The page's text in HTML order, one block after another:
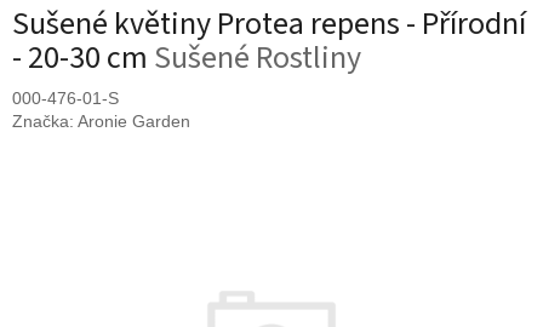
Sušené květiny Protea repens - Přírodní
- 20-30 cm Sušené Rostliny
000-476-01-S
Značka: Aronie Garden